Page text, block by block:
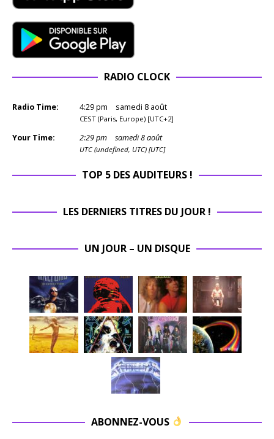
RADIO CLOCK
Radio Time: 4:29pm samedi 8 août
CEST (Paris, Europe) [UTC+2]
Your Time: 2:29pm samedi 8 août
UTC (undefined, UTC) [UTC]
TOP 5 DES AUDITEURS !
LES DERNIERS TITRES DU JOUR !
UN JOUR – UN DISQUE
ABONNEZ-VOUS